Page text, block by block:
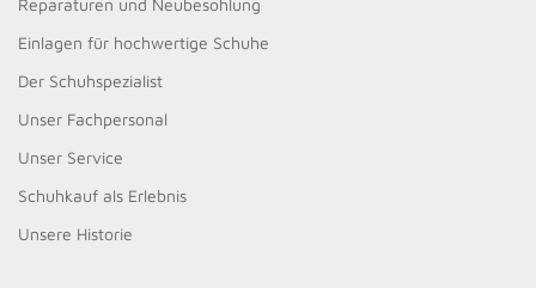
Reparaturen und Neubesohlung
Einlagen für hochwertige Schuhe
Der Schuhspezialist
Unser Fachpersonal
Unser Service
Schuhkauf als Erlebnis
Unsere Historie